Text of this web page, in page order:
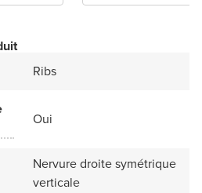
Ribs
Oui
Nervure droite symétrique
verticale